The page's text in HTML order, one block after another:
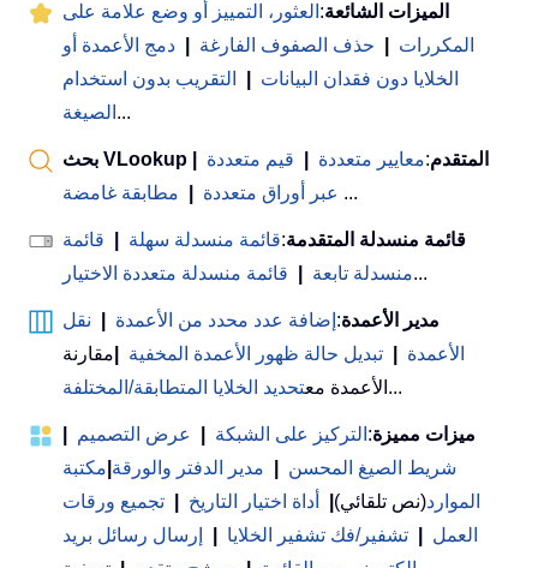
الميزات الشائعة: العثور، التمييز أو وضع علامة على
المكررات
حذف الصفوف الفارغة
دمج الأعمدة أو
الخلايا دون فقدان البيانات
التقريب بدون استخدام
الصيغة ...
بحث VLookup المتقدم:معايير متعددة قيم متعددة
عبر أوراق متعددة
مطابقة غامضة ...
قائمة منسدلة المتقدمة:قائمة منسدلة سهلة
قائمة
منسدلة تابعة
قائمة منسدلة متعددة الاختيار ...
مدير الأعمدة: إضافة عدد محدد من الأعمدة
نقل
الأعمدة
تبديل حالة ظهور الأعمدة المخفية
مقارنة
الأعمدة معتحديد الخلايا المتطابقة/المختلفة ...
ميزات مميزة: التركيز على الشبكة عرض التصميم
شريط الصيغ المحسن
مدير الدفتر والورقة مكتبة
الموارد(نص تلقائي) أداة اختيار التاريخ
تجميع ورقات
العمل
تشفير/فك تشفير الخلايا
إرسال رسائل بريد